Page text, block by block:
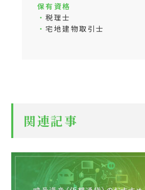
保有資格
・税理士
・宅地建物取引士
関連記事